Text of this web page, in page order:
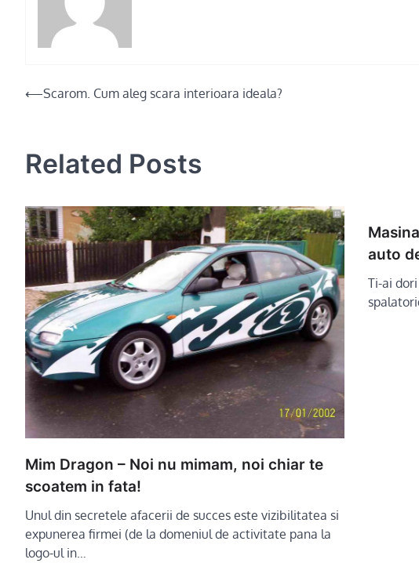
Post
⟵Scarom. Cum aleg scara interioara ideala?
Related Posts
Mim Dragon – Noi nu mimam, noi chiar te
scoatem in fata!
Unul din secretele afacerii de succes este vizibilitatea si
expunerea firmei (de la domeniul de activitate pana la
logo-ul in…
auto
Ti-ai